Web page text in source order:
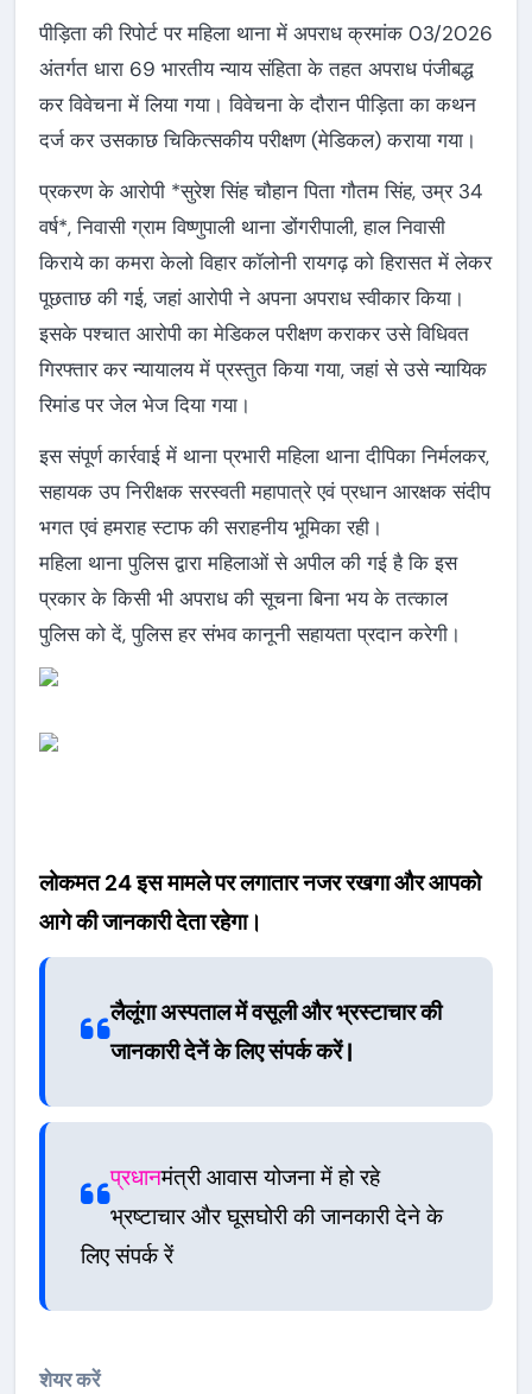
पीड़िता की रिपोर्ट पर महिला थाना में अपराध क्रमांक 03/2026
अंतर्गत धारा 69 भारतीय न्याय संहिता के तहत अपराध पंजीबद्ध
कर विवेचना में लिया गया। विवेचना के दौरान पीड़िता का कथन
दर्ज कर उसकाछ चिकित्सकीय परीक्षण (मेडिकल) कराया गया।
प्रकरण के आरोपी *सुरेश सिंह चौहान पिता गौतम सिंह, उम्र 34
वर्ष*, निवासी ग्राम विष्णुपाली थाना डोंगरीपाली, हाल निवासी
किराये का कमरा केलो विहार कॉलोनी रायगढ़ को हिरासत में लेकर
पूछताछ की गई, जहां आरोपी ने अपना अपराध स्वीकार किया।
इसके पश्चात आरोपी का मेडिकल परीक्षण कराकर उसे विधिवत
गिरफ्तार कर न्यायालय में प्रस्तुत किया गया, जहां से उसे न्यायिक
रिमांड पर जेल भेज दिया गया।
इस संपूर्ण कार्रवाई में थाना प्रभारी महिला थाना दीपिका निर्मलकर,
सहायक उप निरीक्षक सरस्वती महापात्रे एवं प्रधान आरक्षक संदीप
भगत एवं हमराह स्टाफ की सराहनीय भूमिका रही।
महिला थाना पुलिस द्वारा महिलाओं से अपील की गई है कि इस
प्रकार के किसी भी अपराध की सूचना बिना भय के तत्काल
पुलिस को दें, पुलिस हर संभव कानूनी सहायता प्रदान करेगी।
लोकमत 24 इस मामले पर लगातार नजर रखगा और आपको
आगे की जानकारी देता रहेगा।
लैलूंगा अस्पताल में वसूली और भ्रस्टाचार की
जानकारी देनें के लिए संपर्क करें |
प्रधानमंत्री आवास योजना में हो रहे
भ्रष्टाचार और घूसघोरी की जानकारी देने के
लिए संपर्क रें
शेयर करें